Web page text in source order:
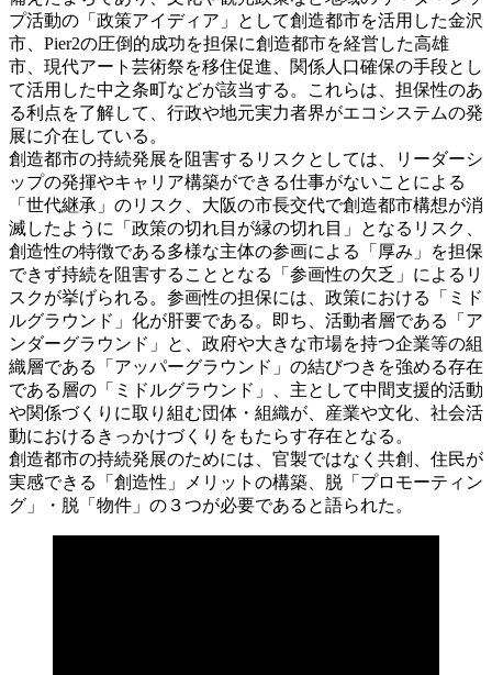
プ活動の「政策アイディア」として創造都市を活用した金沢
市、Pier2の圧倒的成功を担保に創造都市を経営した高雄
市、現代アート芸術祭を移住促進、関係人口確保の手段とし
て活用した中之条町などが該当する。これらは、担保性のあ
る利点を了解して、行政や地元実力者界がエコシステムの発
展に介在している。
創造都市の持続発展を阻害するリスクとしては、リーダーシ
ップの発揮やキャリア構築ができる仕事がないことによる
「世代継承」のリスク、大阪の市長交代で創造都市構想が消
滅したように「政策の切れ目が縁の切れ目」となるリスク、
創造性の特徴である多様な主体の参画による「厚み」を担保
できず持続を阻害することとなる「参画性の欠乏」によるリ
スクが挙げられる。参画性の担保には、政策における「ミド
ルグラウンド」化が肝要である。即ち、活動者層である「ア
ンダーグラウンド」と、政府や大きな市場を持つ企業等の組
織層である「アッパーグラウンド」の結びつきを強める存在
である層の「ミドルグラウンド」、主として中間支援的活動
や関係づくりに取り組む団体・組織が、産業や文化、社会活
動におけるきっかけづくりをもたらす存在となる。
創造都市の持続発展のためには、官製ではなく共創、住民が
実感できる「創造性」メリットの構築、脱「プロモーティン
グ」・脱「物件」の３つが必要であると語られた。